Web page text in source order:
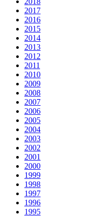
2017
2016
2015
2014
2013
2012
2011
2010
2009
2008
2007
2006
2005
2004
2003
2002
2001
2000
1999
1998
1997
1996
1995